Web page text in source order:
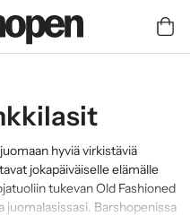
hyviä virkistäviä
jokapäiväiselle elämälle
tukevan Old Fashioned
juomalasissasi. Barshopenissa